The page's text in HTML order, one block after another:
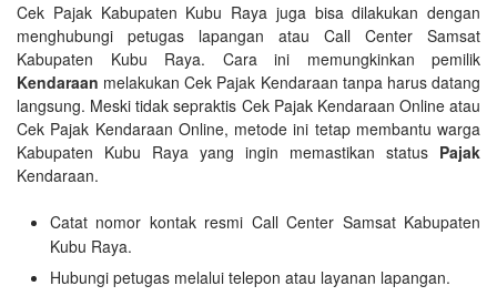
Cek Pajak Kabupaten Kubu Raya juga bisa dilakukan dengan
menghubungi petugas lapangan atau Call Center Samsat
Kabupaten Kubu Raya. Cara ini memungkinkan pemilik
Kendaraan melakukan Cek Pajak Kendaraan tanpa harus datang
langsung. Meski tidak sepraktis Cek Pajak Kendaraan Online atau
Cek Pajak Kendaraan Online, metode ini tetap membantu warga
Kabupaten Kubu Raya yang ingin memastikan status Pajak
Kendaraan.
Catat nomor kontak resmi Call Center Samsat Kabupaten
Kubu Raya.
Hubungi petugas melalui telepon atau layanan lapangan.